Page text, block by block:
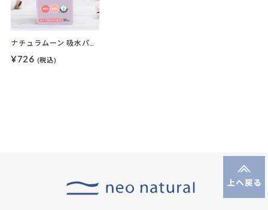
ナチュラムーン 吸水パンティライナー 30枚入
¥726 (税込)